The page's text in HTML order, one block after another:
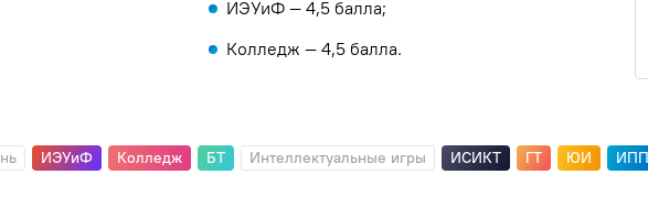
ИЭУиФ — 4,5 балла;
Колледж — 4,5 балла.
ИЭУиФ Колледж БТ Интеллектуальные игры ИСИКТ ГТ ЮИ ИПП